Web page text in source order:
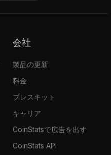
会社
製品の更新
料金
プレスキット
キャリア
CoinStatsで広告を出す
CoinStats API